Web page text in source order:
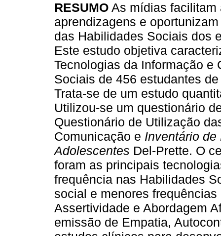
RESUMO As mídias facilitam
aprendizagens e
das Habilidades Sociais dos
Este estudo objetiva
Tecnologias da Informação
Sociais de 456 estudantes
Trata-se de um estudo
Utilizou-se um questionário
Questionário de Utilização
Comunicação e Inventário
Adolescentes Del-Prette. O
foram as principais
frequência nas Habilidades
social e menores
Assertividade e Abordagem
emissão de Empatia,